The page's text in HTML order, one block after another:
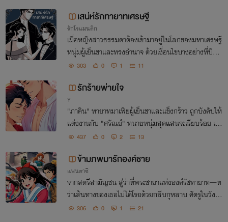
เสน่ห์รักทายาทเศรษฐี
รักโรแมนติก
เมื่อหญิงสาวธรรมดาต้องเข้ามาอยู่ในโลกของมหาเศรษฐี
หนุ่มผู้เย็นชาและทรงอำนาจ ด้วยเงื่อนไขบางอย่างที่บีบใ
ห้เธอต้องยอมรับ ความรักที่เกิดขึ้นท่ามกลางความแตกต่
303 0 1 11
รักร้ายพ่ายใจ
Y
"ภาคิน" ทายาทมาเฟียผู้เย็นชาและแข็งกร้าว ถูกบังคับให้
แต่งงานกับ "ศรัณย์" ทนายหนุ่มสุดแสนจะเรียบร้อย เพื่
อล้างหนี้บุญคุณระหว่างสองตระกูล ไม่มีใครเต็มใจในข้อ
437 0 2 13
ข้ามภพมารักองค์ชาย
แฟนตาซี
จากสตรีสามัญชน สู่ว่าที่พระชายาแห่งองค์รัชทายาท—ท
ว่าเส้นทางของเธอไม่ได้โรยด้วยกลีบกุหลาบ ศัตรูในวังห
ลวงพร้อมจะทำลายเธอ ขุนนางชั้นสูงต้องการขับไล่เธอ
306 0 1 21